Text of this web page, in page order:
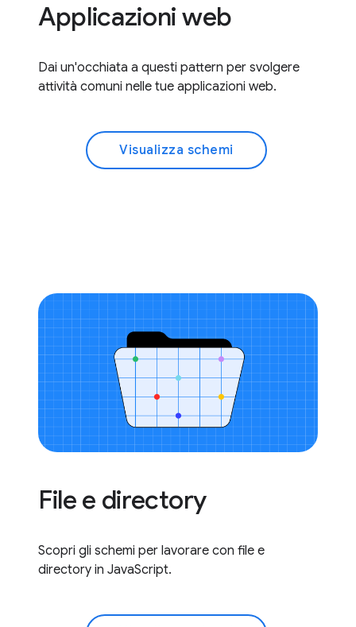
Applicazioni web
Dai un'occhiata a questi pattern per svolgere
attività comuni nelle tue applicazioni web.
Visualizza schemi
File e directory
Scopri gli schemi per lavorare con file e
directory in JavaScript.